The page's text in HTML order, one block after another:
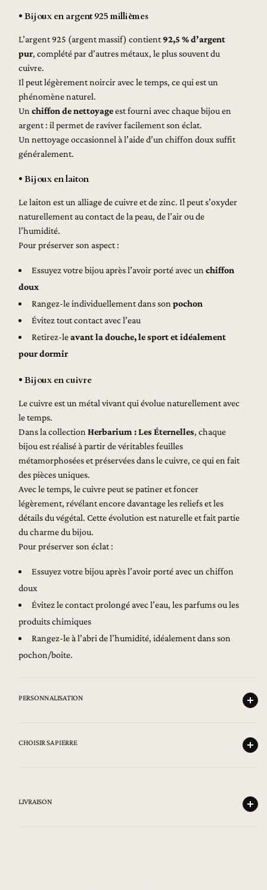
• Bijoux en argent 925 millièmes
L’argent 925 (argent massif) contient 92,5 % d’argent
pur, complété par d’autres métaux, le plus souvent du
cuivre.
Il peut légèrement noircir avec le temps, ce qui est un
phénomène naturel.
Un chiffon de nettoyageest fourni avec chaque bijou en
argent : il permet de raviver facilement son éclat.
Un nettoyage occasionnel à l’aide d’un chiffon doux suffit
généralement.
• Bijoux en laiton
Le laiton est un alliage de cuivre et de zinc. Il peut s’oxyder
naturellement au contact de la peau, de l’air ou de
l’humidité.
Pour préserver son aspect :
Essuyez votre bijou après l’avoir porté avec un chiffon
doux
Rangez-le individuellement dans son pochon
Évitez tout contact avec l’eau
Retirez-leavant la douche, le sport et idéalement
pour dormir
• Bijoux en cuivre
Le cuivre est un métal vivant qui évolue naturellement avec
le temps.
Dans la collection Herbarium : Les Éternelles, chaque
bijou est réalisé à partir de véritables feuilles
métamorphosées et préservées dans le cuivre, ce qui en fait
des pièces uniques.
Avec le temps, le cuivre peut se patiner et foncer
légèrement, révélant encore davantage les reliefs et les
détails du végétal. Cette évolution est naturelle et fait partie
du charme du bijou.
Pour préserver son éclat :
Essuyez votre bijou après l’avoir porté avec un chiffon
doux
Évitez le contact prolongé avec l’eau, les parfums ou les
produits chimiques
Rangez-le à l’abri de l’humidité, idéalement dans son
pochon/boite.
PERSONNALISATION
CHOISIR SA PIERRE
LIVRAISON